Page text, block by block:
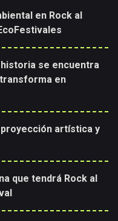
en Rock al
historia se encuentra
en
artística y
que tendrá Rock al